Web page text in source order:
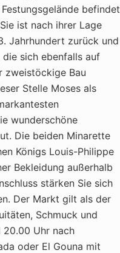
befindet
ist nach ihrer Lage
Jahrhundert zurück und
die sich ebenfalls auf
zweistöckige Bau
Stelle Moses als
wunderschöne
Die beiden Minarette
Königs Louis-Philippe
Bekleidung außerhalb
stärken Sie sich
Der Markt gilt als der
Schmuck und
20.00 Uhr nach
oder El Gouna mit